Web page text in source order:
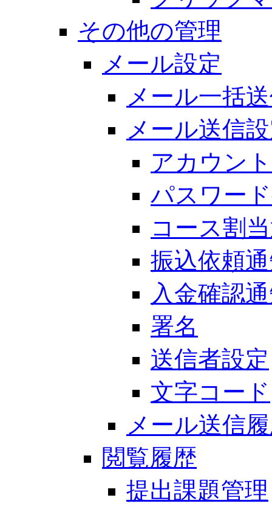
その他の管理
メール設定
メール一括
メール送信
アカウン
パスワー
コース割
振込依頼
入金確認
署名
送信者設定
文字コード
メール送信
閲覧履歴
提出課題管理